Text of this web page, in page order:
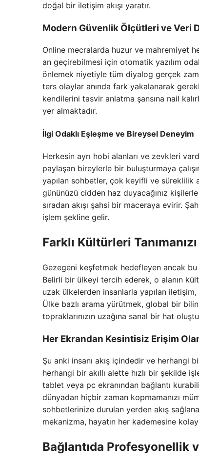
doğal bir iletişim akışı yaratır.
Modern Güvenlik Ölçütleri ve Veri
Online mecralarda huzur ve mahremiyet
an geçirebilmesi için otomatik yazılım
önlemek niyetiyle tüm diyalog gerçek
ters olaylar anında fark yakalanarak
kendilerini tasvir anlatma şansına nail
yer almaktadır.
İlgi Odaklı Eşleşme ve Bireysel Deneyim
Herkesin ayrı hobi alanları ve zevkleri
paylaşan bireylerle bir buluşturmaya
yapılan sohbetler, çok keyifli ve süreklilik
gününüzü cidden haz duyacağınız
sıradan akışı şahsi bir maceraya evirir.
işlem şekline gelir.
Farklı Kültürleri
Gezegeni keşfetmek hedefleyen ancak
Belirli bir ülkeyi tercih ederek, o alanın
uzak ülkelerden insanlarla yapılan
Ülke bazlı arama yürütmek, global bir
topraklarınızın uzağına sanal bir hat
Her Ekrandan Kesintisiz Erişim
Şu anki insanı akış içindedir ve herhangi
herhangi bir akıllı alette hızlı bir şekilde
tablet veya pc ekranından bağlantı
dünyadan hiçbir zaman kopmamanızı
sohbetlerinize durulan yerden akış
mekanizma, hayatın her kademesine
Bağlantıda Profesyonellik